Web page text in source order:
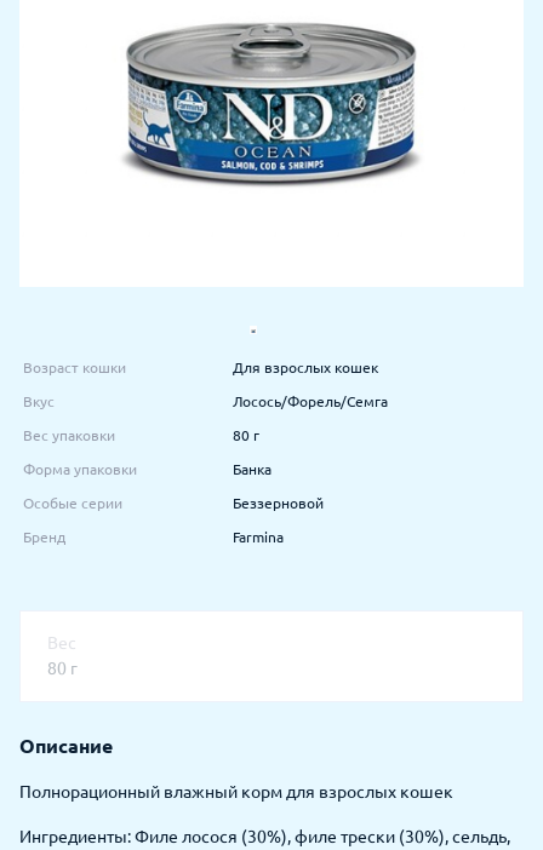
Возраст кошки Для взрослых кошек
Вкус Лосось/Форель/Семга
Вес упаковки 80 г
Форма упаковки Банка
Особые серии Беззерновой
Бренд Farmina
Вес
80 г
Описание
Полнорационный влажный корм для взрослых кошек
Ингредиенты: Филе лосося (30%), филе трески (30%), сельдь,